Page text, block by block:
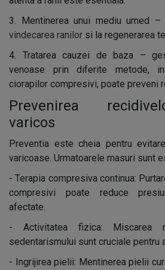
3. Mentinerea unui mediu umed
vindecarea ranilor si la regenerarea
4. Tratarea cauzei de baza –
venoase prin diferite metode,
ciorapilor compresivi, poate preveni
Prevenirea
varicos
Preventia este cheia pentru
varicoase. Urmatoarele masuri sunt
- Terapia compresiva continua:
compresivi poate reduce
afectate.
- Activitatea fizica: Miscarea
sedentarismului sunt cruciale pentru
- Ingrijirea pielii: Mentinerea pielii